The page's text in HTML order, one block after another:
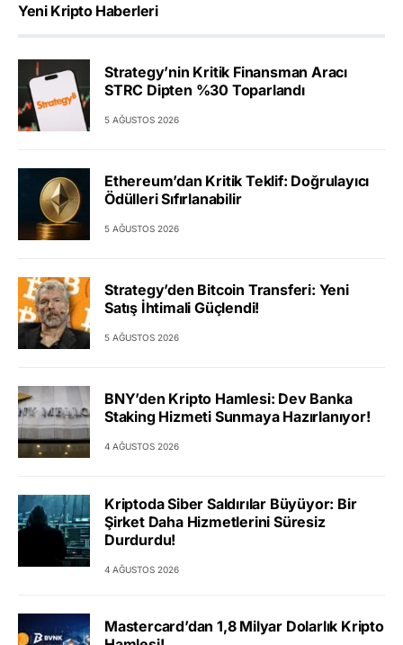
Yeni Kripto Haberleri
Strategy’nin Kritik Finansman Aracı
STRC Dipten %30 Toparlandı
5 AĞUSTOS 2026
Ethereum’dan Kritik Teklif: Doğrulayıcı
Ödülleri Sıfırlanabilir
5 AĞUSTOS 2026
Strategy’den Bitcoin Transferi: Yeni
Satış İhtimali Güçlendi!
5 AĞUSTOS 2026
BNY’den Kripto Hamlesi: Dev Banka
Staking Hizmeti Sunmaya Hazırlanıyor!
4 AĞUSTOS 2026
Kriptoda Siber Saldırılar Büyüyor: Bir
Şirket Daha Hizmetlerini Süresiz
Durdurdu!
4 AĞUSTOS 2026
Mastercard’dan 1,8 Milyar Dolarlık Kripto